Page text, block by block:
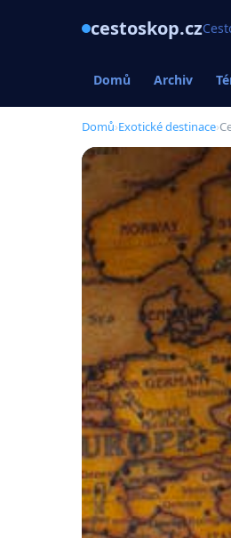
cestoskop.cz
Domů Archiv
Domů›Exotické destinace›